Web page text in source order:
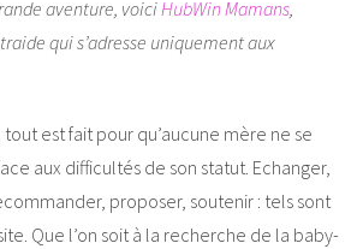
aventure, voiciHubWin Mamans,
qui s’adresse uniquement aux
tout est fait pour qu’aucune mère ne se
aux difficultés de son statut. Echanger,
proposer, soutenir : tels sont
Que l’on soit à la recherche de la baby-